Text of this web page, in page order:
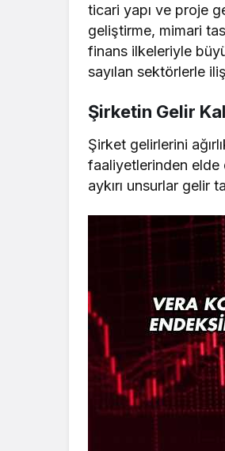
ticari yapı ve proje
geliştirme, mimari
finans ilkeleriyle
sayılan sektörlerle
Şirketin Gelir
Şirket gelirlerini
faaliyetlerinden elde
aykırı unsurlar gelir